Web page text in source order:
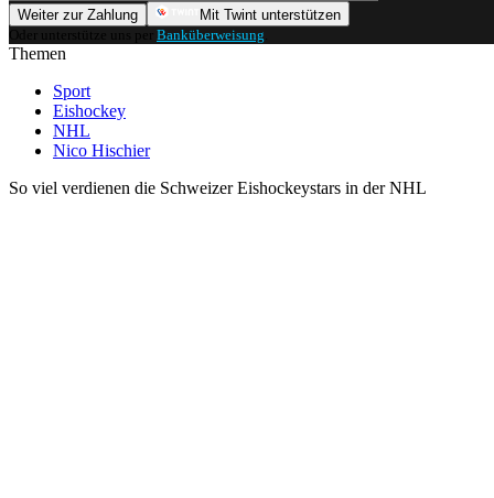
Weiter zur Zahlung
Mit Twint unterstützen
Oder unterstütze uns per Banküberweisung
Themen
Sport
Eishockey
NHL
Nico Hischier
So viel verdienen die Schweizer Eishockeystars in der NHL